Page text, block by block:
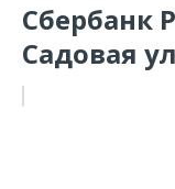
Сбербанк
Садовая